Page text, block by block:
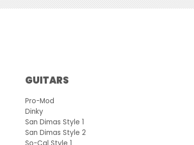
GUITARS
Pro-Mod
Dinky
San Dimas Style 1
San Dimas Style 2